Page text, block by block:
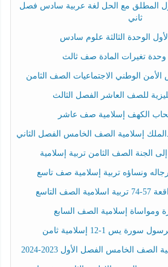
المطلق مع الحل لغة عربية سادس فصل
ثاني
الوحدة الثالثة علوم سادس
وحدة تغيرات المادة صف ثالث
الوطني الاجتماعيات الصف الثامن
للصف العاشر الفصل الثالث
الكهف إسلامية صف عاشر
إسلامية الصف الخامس الفصل الثاني
الجنة الصف الثامن تربية إسلامية
ونساؤه تربية إسلامية صف تاسع
التاسع
إسلامية الصف السابع
يس 1-12 إسلامية ثامن
الخامس الفصل الأول 2023-2024